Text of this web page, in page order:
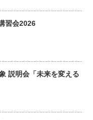
習会2026
説明会「未来を変える